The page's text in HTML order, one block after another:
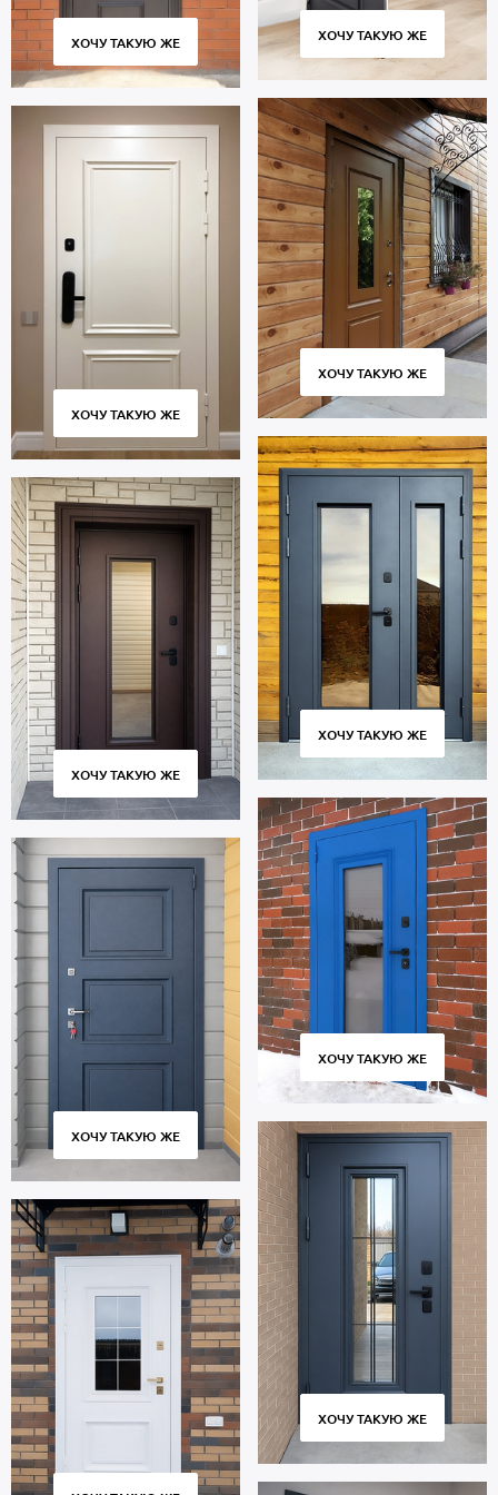
ХОЧУ ТАКУЮ ЖЕ
ХОЧУ ТАКУЮ ЖЕ
ХОЧУ ТАКУЮ ЖЕ
ХОЧУ ТАКУЮ ЖЕ
ХОЧУ ТАКУЮ ЖЕ
ХОЧУ ТАКУЮ ЖЕ
ХОЧУ ТАКУЮ ЖЕ
ХОЧУ ТАКУЮ ЖЕ
ХОЧУ ТАКУЮ ЖЕ